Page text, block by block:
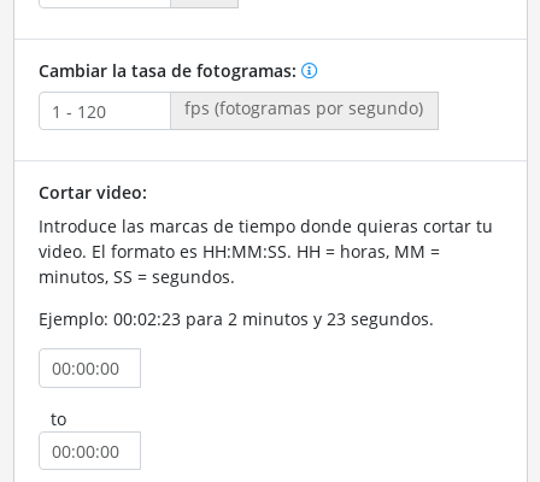
Cambiar la tasa de fotogramas:
fps (fotogramas por segundo)
Cortar video:
Introduce las marcas de tiempo donde quieras cortar tu
video. El formato es HH:MM:SS. HH = horas, MM =
minutos, SS = segundos.
Ejemplo: 00:02:23 para 2 minutos y 23 segundos.
to